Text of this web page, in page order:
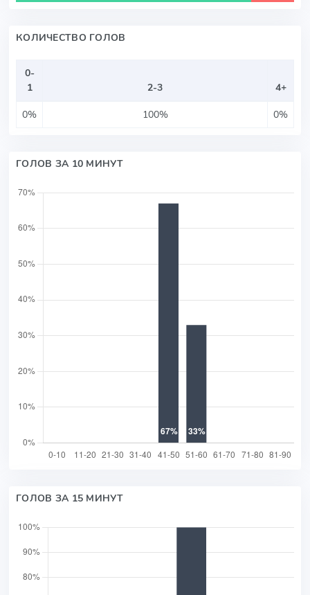
КОЛИЧЕСТВО ГОЛОВ
0-
1
2-3
4+
0%
100% 0%
ГОЛОВ ЗА 10 МИНУТ
ГОЛОВ ЗА 15 МИНУТ